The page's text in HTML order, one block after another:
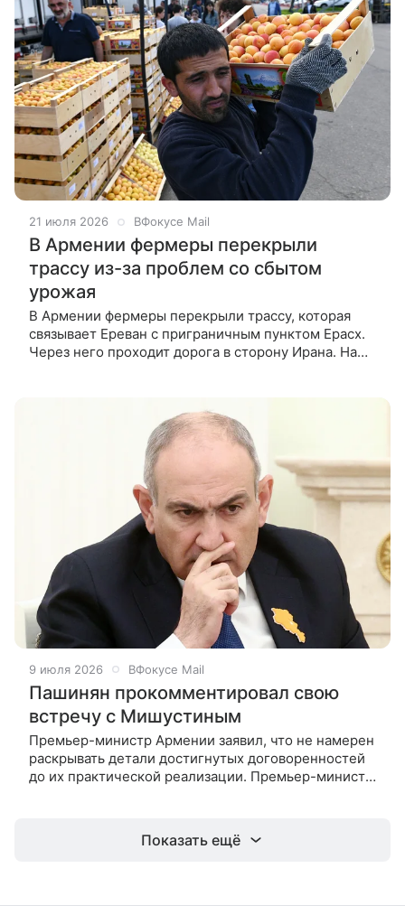
21 июля 2026 ВФокусе Mail
В Армении фермеры перекрыли
трассу из-за проблем со сбытом
урожая
В Армении фермеры перекрыли трассу, которая
связывает Ереван с приграничным пунктом Ерасх.
Через него проходит дорога в сторону Ирана. На
9 июля 2026 ВФокусе Mail
Пашинян прокомментировал свою
встречу с Мишустиным
Премьер-министр Армении заявил, что не намерен
раскрывать детали достигнутых договоренностей
до их практической реализации. Премьер-министр
Показать ещё